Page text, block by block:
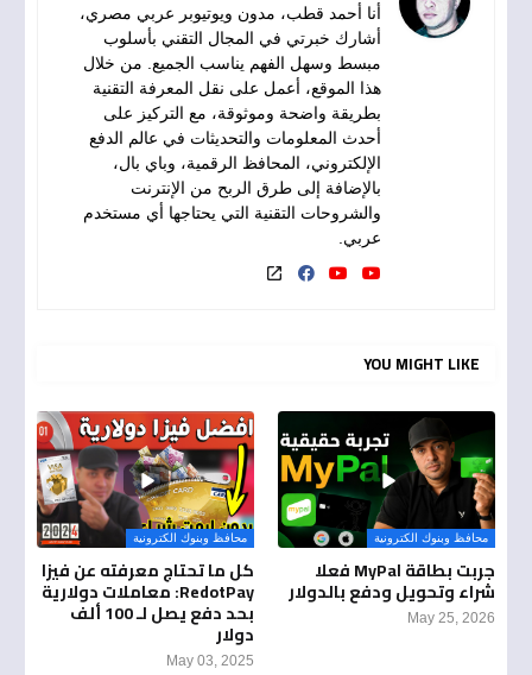
أنا أحمد قطب، مدون ويوتيوبر عربي مصري،
أشارك خبرتي في المجال التقني بأسلوب
مبسط وسهل الفهم يناسب الجميع. من خلال
هذا الموقع، أعمل على نقل المعرفة التقنية
بطريقة واضحة وموثوقة، مع التركيز على
أحدث المعلومات والتحديثات في عالم الدفع
الإلكتروني، المحافظ الرقمية، وباي بال،
بالإضافة إلى طرق الربح من الإنترنت
والشروحات التقنية التي يحتاجها أي مستخدم
عربي.
YOU MIGHT LIKE
محافظ وبنوك الكترونية
جربت بطاقة MyPal فعلا
شراء وتحويل ودفع بالدولار
May 25, 2026
محافظ وبنوك الكترونية
كل ما تحتاج معرفته عن فيزا
RedotPay: معاملات دولارية
بحد دفع يصل لـ 100 ألف
دولار
May 03, 2025